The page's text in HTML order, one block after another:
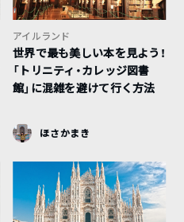
アイルランド
世界で最も美しい本を見よう！
「トリニティ・カレッジ図書
館」に混雑を避けて行く方法
ほさかまき